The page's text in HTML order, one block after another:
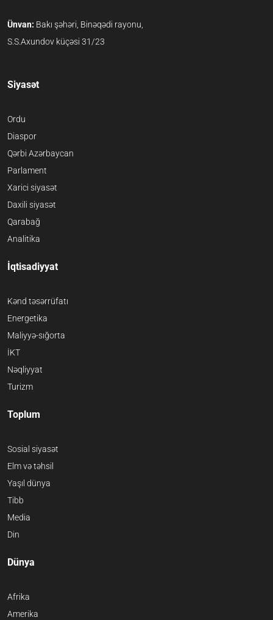
Ünvan: Bakı şəhəri, Binəqədi rayonu,
S.S.Axundov küçəsi 31/23
Siyasət
Ordu
Diaspor
Qərbi Azərbaycan
Parlament
Xarici siyasət
Daxili siyasət
Qarabağ
Analitika
İqtisadiyyat
Kənd təsərrüfatı
Energetika
Maliyyə-sığorta
İKT
Nəqliyyat
Turizm
Toplum
Sosial siyasət
Elm və təhsil
Yaşıl dünya
Tibb
Media
Din
Dünya
Afrika
Amerika